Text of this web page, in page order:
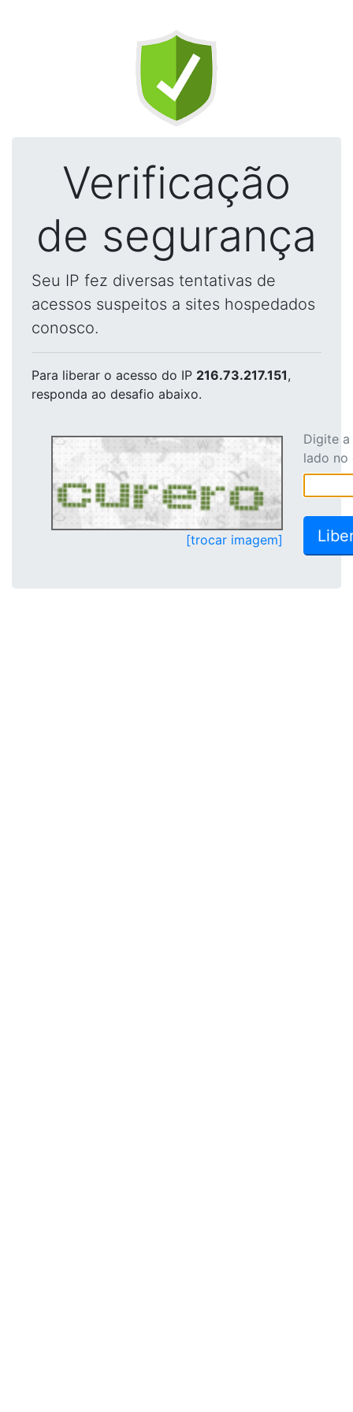
Verificação
de segurança
Seu IP fez diversas tentativas de
acessos suspeitos a sites hospedados
conosco.
Para liberar o acesso do IP 216.73.217.151,
responda ao desafio abaixo.
[trocar imagem]
Digite
lado no